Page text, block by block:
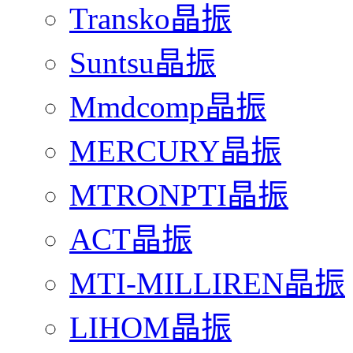
Transko晶振
Suntsu晶振
Mmdcomp晶振
MERCURY晶振
MTRONPTI晶振
ACT晶振
MTI-MILLIREN晶振
LIHOM晶振